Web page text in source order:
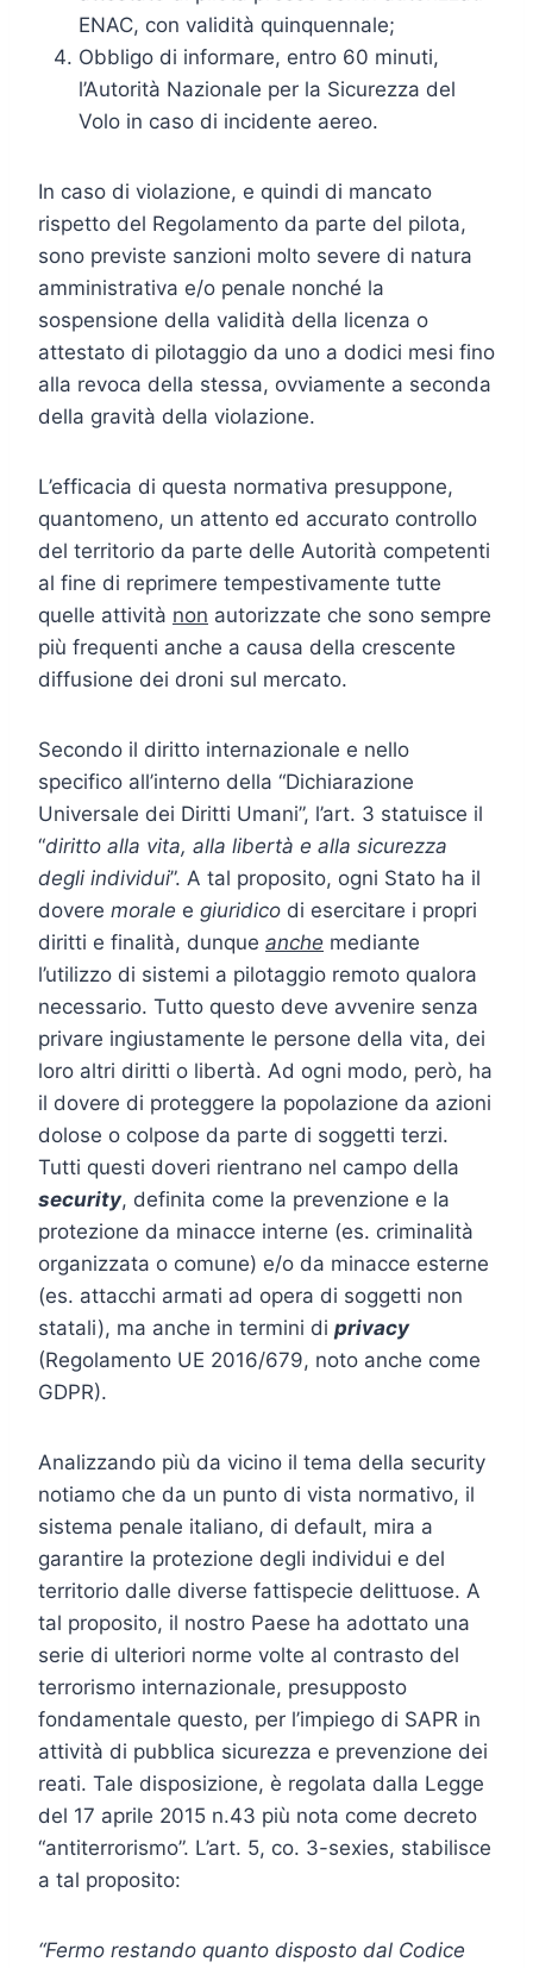
ENAC, con validità quinquennale;
Obbligo di informare, entro 60 minuti,
l’Autorità Nazionale per la Sicurezza del
Volo in caso di incidente aereo.
In caso di violazione, e quindi di mancato
rispetto del Regolamento da parte del pilota,
sono previste sanzioni molto severe di natura
amministrativa e/o penale nonché la
sospensione della validità della licenza o
attestato di pilotaggio da uno a dodici mesi fino
alla revoca della stessa, ovviamente a seconda
della gravità della violazione.
L’efficacia di questa normativa presuppone,
quantomeno, un attento ed accurato controllo
del territorio da parte delle Autorità competenti
al fine di reprimere tempestivamente tutte
quelle attività non autorizzate che sono sempre
più frequenti anche a causa della crescente
diffusione dei droni sul mercato.
Secondo il diritto internazionale e nello
specifico all’interno della “Dichiarazione
Universale dei Diritti Umani”, l’art. 3 statuisce il
“diritto alla vita, alla libertà e alla sicurezza
degli individui”. A tal proposito, ogni Stato ha il
dovere morale e giuridico di esercitare i propri
diritti e finalità, dunque anche mediante
l’utilizzo di sistemi a pilotaggio remoto qualora
necessario. Tutto questo deve avvenire senza
privare ingiustamente le persone della vita, dei
loro altri diritti o libertà. Ad ogni modo, però, ha
il dovere di proteggere la popolazione da azioni
dolose o colpose da parte di soggetti terzi.
Tutti questi doveri rientrano nel campo della
security, definita come la prevenzione e la
protezione da minacce interne (es. criminalità
organizzata o comune) e/o da minacce esterne
(es. attacchi armati ad opera di soggetti non
statali), ma anche in termini di privacy
(Regolamento UE 2016/679, noto anche come
GDPR).
Analizzando più da vicino il tema della security
notiamo che da un punto di vista normativo, il
sistema penale italiano, di default, mira a
garantire la protezione degli individui e del
territorio dalle diverse fattispecie delittuose. A
tal proposito, il nostro Paese ha adottato una
serie di ulteriori norme volte al contrasto del
terrorismo internazionale, presupposto
fondamentale questo, per l’impiego di SAPR in
attività di pubblica sicurezza e prevenzione dei
reati. Tale disposizione, è regolata dalla Legge
del 17 aprile 2015 n.43 più nota come decreto
“antiterrorismo”. L’art. 5, co. 3-sexies, stabilisce
a tal proposito:
“Fermo restando quanto disposto dal Codice